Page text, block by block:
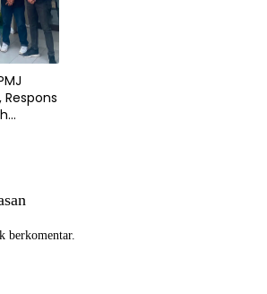
Respons
berkomentar.